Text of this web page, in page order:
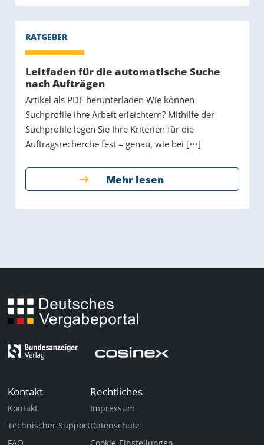
Leitfaden für die automatische Suche
nach Aufträgen
Artikel als PDF herunterladen Wie können
Suchprofile ihre Arbeit erleichtern? Mithilfe der
Suchprofile legen Sie Ihre Kriterien für die
Auftragsrecherche fest – genau, wie bei [
]
Mehr lesen
Kontakt
Kontakt
Technischer Support
FAQ
Rechtliches
Impressum
Datenschutz
Cookie-Einstellungen